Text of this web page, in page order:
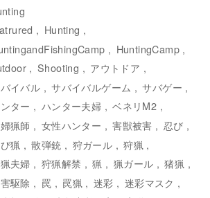
Hunting
HuntingCamp
Shooting
アウトドア
イバル
サバイバルゲーム
サバゲー
ター
ハンター夫婦
ベネリM2
猟師
女性ハンター 害獣被害
忍び
猟
散弾銃 狩ガール
狩猟
夫婦
狩猟解禁 猟 猟ガール
猪猟
駆除
罠 罠猟 迷彩
迷彩マスク